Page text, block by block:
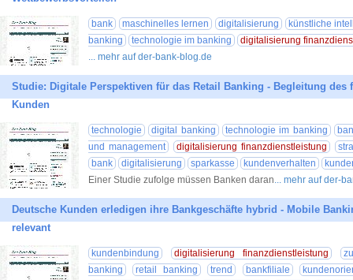
bank maschinelles lernen digitalisierung
künstliche
banking
technologie im banking
digitalisierung
... mehr auf der-bank-blog.de
Studie: Digitale Perspektiven für das Retail Banking - Begleitung
Kunden
technologie digital banking technologie im banking
und management
digitalisierung finanzdienstleistung
bank
digitalisierung sparkasse kundenverhalten
Einer Studie zufolge müssen Banken daran... mehr auf der-
Deutsche Kunden erledigen ihre Bankgeschäfte hybrid - Mobile
relevant
kundenbindung digitalisierung finanzdienstleistung
banking
retail banking trend bankfiliale